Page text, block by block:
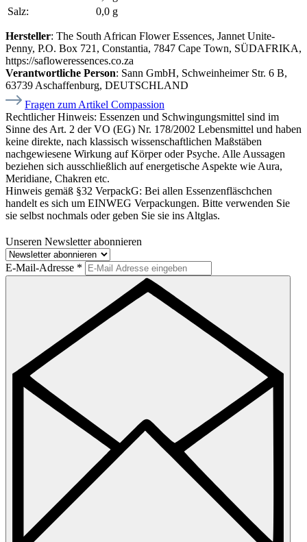
Salz:
0,0 g
Hersteller: The South African Flower Essences, Jannet Unite-
Penny, P.O. Box 721, Constantia, 7847 Cape Town, SÜDAFRIKA,
https://safloweressences.co.za
Verantwortliche Person: Sann GmbH, Schweinheimer Str. 6 B,
63739 Aschaffenburg, DEUTSCHLAND
Fragen zum Artikel Compassion
Rechtlicher Hinweis: Essenzen und Schwingungsmittel sind im
Sinne des Art. 2 der VO (EG) Nr. 178/2002 Lebensmittel und haben
keine direkte, nach klassisch wissenschaftlichen Maßstäben
nachgewiesene Wirkung auf Körper oder Psyche. Alle Aussagen
beziehen sich ausschließlich auf energetische Aspekte wie Aura,
Meridiane, Chakren etc.
Hinweis gemäß §32 VerpackG: Bei allen Essenzenfläschchen
handelt es sich um EINWEG Verpackungen. Bitte verwenden Sie
sie selbst nochmals oder geben Sie sie ins Altglas.
Unseren Newsletter abonnieren
E-Mail-Adresse *